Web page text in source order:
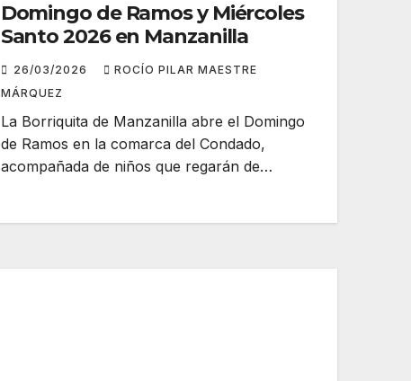
Domingo de Ramos y Miércoles
Santo 2026 en Manzanilla
26/03/2026
ROCÍO PILAR MAESTRE
MÁRQUEZ
La Borriquita de Manzanilla abre el Domingo
de Ramos en la comarca del Condado,
acompañada de niños que regarán de…